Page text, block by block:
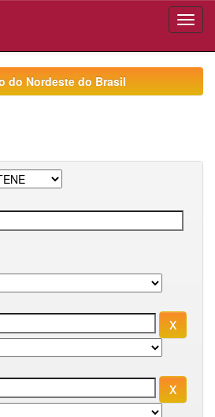
do Nordeste do Brasil